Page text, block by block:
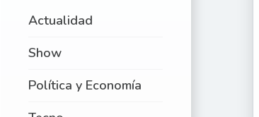
Actualidad
Show
Política y Economía